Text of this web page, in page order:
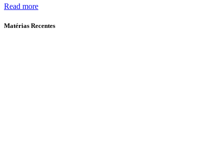
Read more
Matérias Recentes